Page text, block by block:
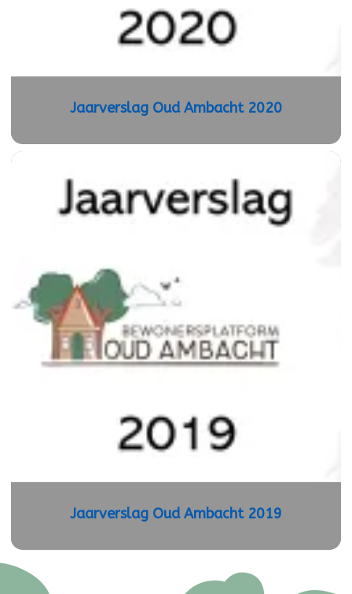
Jaarverslag Oud Ambacht 2020
Jaarverslag Oud Ambacht 2019